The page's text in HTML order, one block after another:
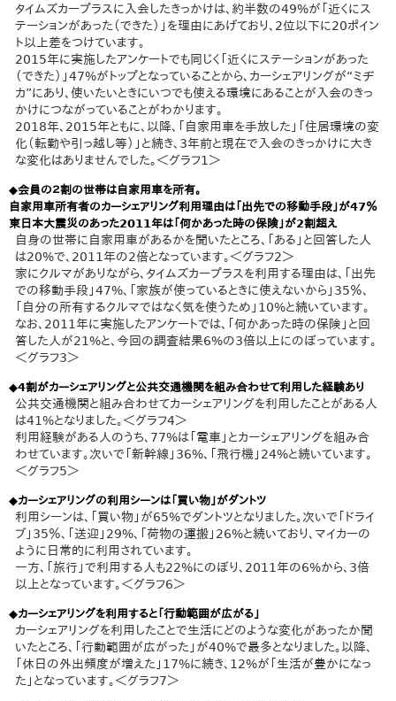
タイムズカープラスに入会したきっかけは、約半数の49%が「近くにス
テーションがあった（できた）」を理由にあげており、2位以下に20ポイン
ト以上差をつけています。
2015年に実施したアンケートでも同じく「近くにステーションがあった
（できた）」47%がトップとなっていることから、カーシェアリングが“ミヂ
カ”にあり、使いたいときにいつでも使える環境にあることが入会のきっ
かけにつながっていることがわかります。
2018年、2015年ともに、以降、「自家用車を手放した」「住居環境の変
化（転勤や引っ越し等）」と続き、3年前と現在で入会のきっかけに大き
な変化はありませんでした。＜グラフ1＞
◆会員の２割の世帯は自家用車を所有。
自家用車所有者のカーシェアリング利用理由は「出先での移動手段」が47％
東日本大震災のあった2011年は「何かあった時の保険」が2割超え
自身の世帯に自家用車があるかを聞いたところ、「ある」と回答した人
は20%で、2011年の2倍となっています。＜グラフ2＞
家にクルマがありながら、タイムズカープラスを利用する理由は、「出先
での移動手段」47%、「家族が使っているときに使えないから」35％、
「自分の所有するクルマではなく気を使うため」10%と続いています。
なお、2011年に実施したアンケートでは、「何かあった時の保険」と回
答した人が21%と、今回の調査結果6%の3倍以上にのぼっています。
＜グラフ3＞
◆4割がカーシェアリングと公共交通機関を組み合わせて利用した経験あり
公共交通機関と組み合わせてカーシェアリングを利用したことがある人
は41%となりました。＜グラフ4＞
利用経験がある人のうち、77%は「電車」とカーシェアリングを組み合
わせています。次いで「新幹線」36%、「飛行機」24%と続いています。
＜グラフ5＞
◆カーシェアリングの利用シーンは「買い物」がダントツ
利用シーンは、「買い物」が65%でダントツとなりました。次いで「ドライ
ブ」35％、「送迎」29%、「荷物の運搬」26%と続いており、マイカーの
ように日常的に利用されています。
一方、「旅行」で利用する人も22%にのぼり、2011年の6%から、3倍
以上となっています。＜グラフ6＞
◆カーシェアリングを利用すると「行動範囲が広がる」
カーシェアリングを利用したことで生活にどのような変化があったか聞
いたところ、「行動範囲が広がった」が40%で最多となりました。以降、
「休日の外出頻度が増えた」17%に続き、12%が「生活が豊かになっ
た」となっています。＜グラフ7＞